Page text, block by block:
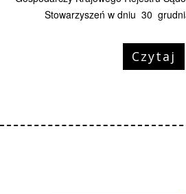
Stowarzyszeń w dniu 30
Czytaj